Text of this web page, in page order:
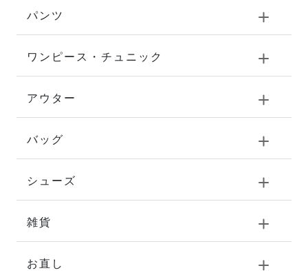
パンツ
ワンピース・チュニック
アウター
バッグ
シューズ
雑貨
お直し